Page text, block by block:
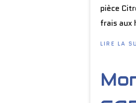
pièce
frais aux
LIRE LA